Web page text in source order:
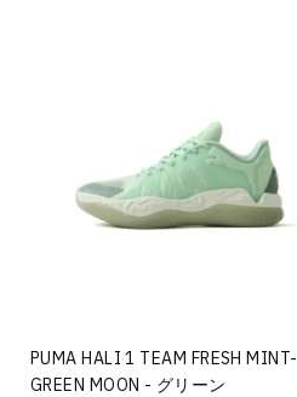
PUMA HALI 1 TEAM FRESH MINT-
GREEN MOON - グリーン